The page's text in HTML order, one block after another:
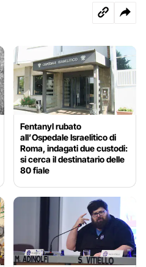
Fentanyl rubato
all’Ospedale Israelitico di
Roma, indagati due custodi:
si cerca il destinatario delle
80 fiale